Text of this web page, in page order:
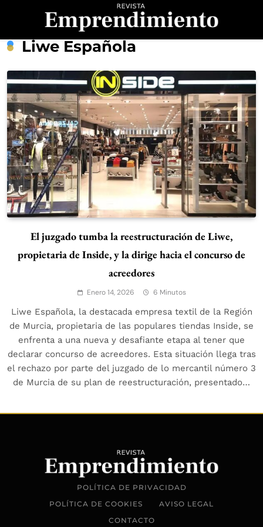
Revista
Emprendimiento
Liwe Española
El juzgado tumba la reestructuración de Liwe,
propietaria de Inside, y la dirige hacia el concurso de
acreedores
Enero 14, 2026 6 Minutos
Liwe Española, la destacada empresa textil de la Región
de Murcia, propietaria de las populares tiendas Inside, se
enfrenta a una nueva y desafiante etapa al tener que
declarar concurso de acreedores. Esta situación llega tras
el rechazo por parte del juzgado de lo mercantil número 3
de Murcia de su plan de reestructuración, presentado…
POLÍTICA DE PRIVACIDAD
POLÍTICA DE COOKIES
AVISO LEGAL
CONTACTO